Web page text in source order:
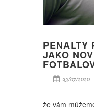
PENALTY
JAKO
23/07/2020
že vám